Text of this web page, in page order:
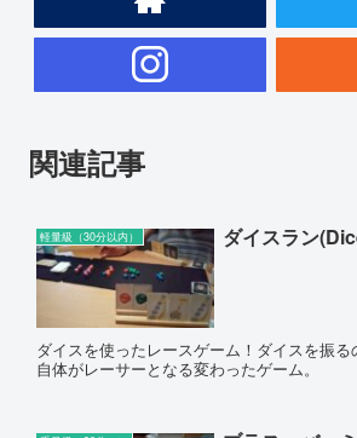
関連記事
軽量級（30分以内） ダイスラン
ダイスを使ったレースゲーム！ダイスを振
自体がレーサーとなる変わったゲーム。